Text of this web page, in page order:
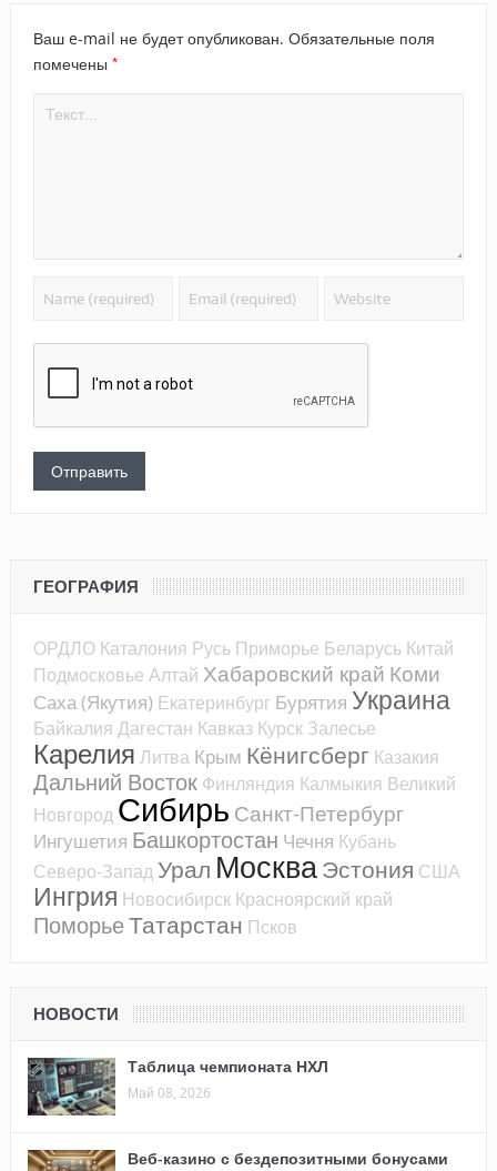
Ваш e-mail не будет опубликован. Обязательные поля
помечены *
ГЕОГРАФИЯ
ОРДЛО Каталония Русь Приморье Беларусь Китай
Подмосковье Алтай Хабаровский край Коми
Саха (Якутия) Екатеринбург Бурятия Украина
Байкалия Дагестан Кавказ Курск Залесье
Карелия Литва Крым Кёнигсберг Казакия
Дальний Восток Финляндия Калмыкия Великий
Новгород Сибирь Санкт-Петербург
Ингушетия Башкортостан Чечня Кубань
Северо-Запад Урал МоскваЭстония США
Ингрия Новосибирск Красноярский край
ПоморьеТатарстан Псков
НОВОСТИ
Таблица чемпионата НХЛ
Май 08, 2026
Веб-казино с бездепозитными бонусами